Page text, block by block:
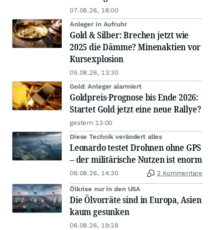
07.08.26, 18:00
Anleger in Aufruhr
Gold & Silber: Brechen jetzt wie
2025 die Dämme? Minenaktien vor
Kursexplosion
05.08.26, 13:30
Gold: Anleger alarmiert
Goldpreis-Prognose bis Ende 2026:
Startet Gold jetzt eine neue Rallye?
gestern 13:00
Diese Technik verändert alles
Leonardo testet Drohnen ohne GPS
– der militärische Nutzen ist enorm
06.08.26, 14:30 2 Kommentare
Ölkrise nur in den USA
Die Ölvorräte sind in Europa, Asien
kaum gesunken
06.08.26, 19:28